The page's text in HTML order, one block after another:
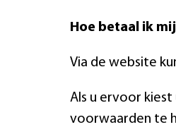
Hoe betaal ik
Via de website
Als u ervoor
voorwaarden te